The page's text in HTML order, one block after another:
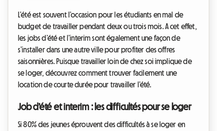
L’été est souvent l’occasion pour les étudiants en mal de
budget de travailler pendant deux ou trois mois. A cet effet,
les jobs d’été et l’interim sont également une façon de
s’installer dans une autre ville pour profiter des offres
saisonnières. Puisque travailler loin de chez soi implique de
se loger, découvrez comment trouver facilement une
location de courte durée pour travailler l’été.
Job d’été et interim : les difficultés pour se loger
Si 80% des jeunes éprouvent des difficultés à se loger en